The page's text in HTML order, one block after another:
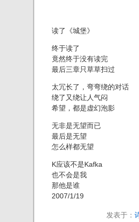
读了《城堡》
终于读了
竟然终于没有读完
最后三章只草草扫过
太冗长了，弯弯绕的对话
绕了又绕让人气闷
希望，都是虚幻泡影
无非是无望而已
最后是无望
怎么样都无望
K应该不是Kafka
也不会是我
那他是谁
2007/1/19
发表于：